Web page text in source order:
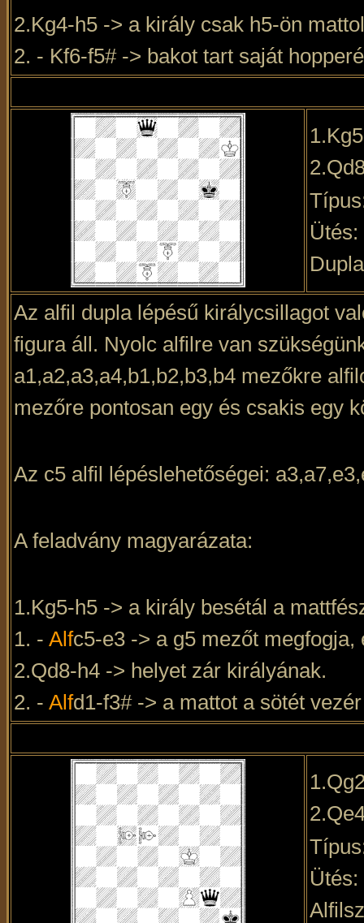
2.Kg4-h5 -> a király csak h5-ön
2. - Kf6-f5# -> bakot tart saját
Az alfil dupla lépésű királycsillagot
figura áll. Nyolc alfilre van
a1,a2,a3,a4,b1,b2,b3,b4 mezőkre
mezőre pontosan egy és csakis egy
Az c5 alfil lépéslehetőségei:
A feladvány magyarázata:
1.Kg5-h5 -> a király besétál a
1. - Alfc5-e3 -> a g5 mezőt
2.Qd8-h4 -> helyet zár királyának.
2. - Alfd1-f3# -> a mattot a sötét